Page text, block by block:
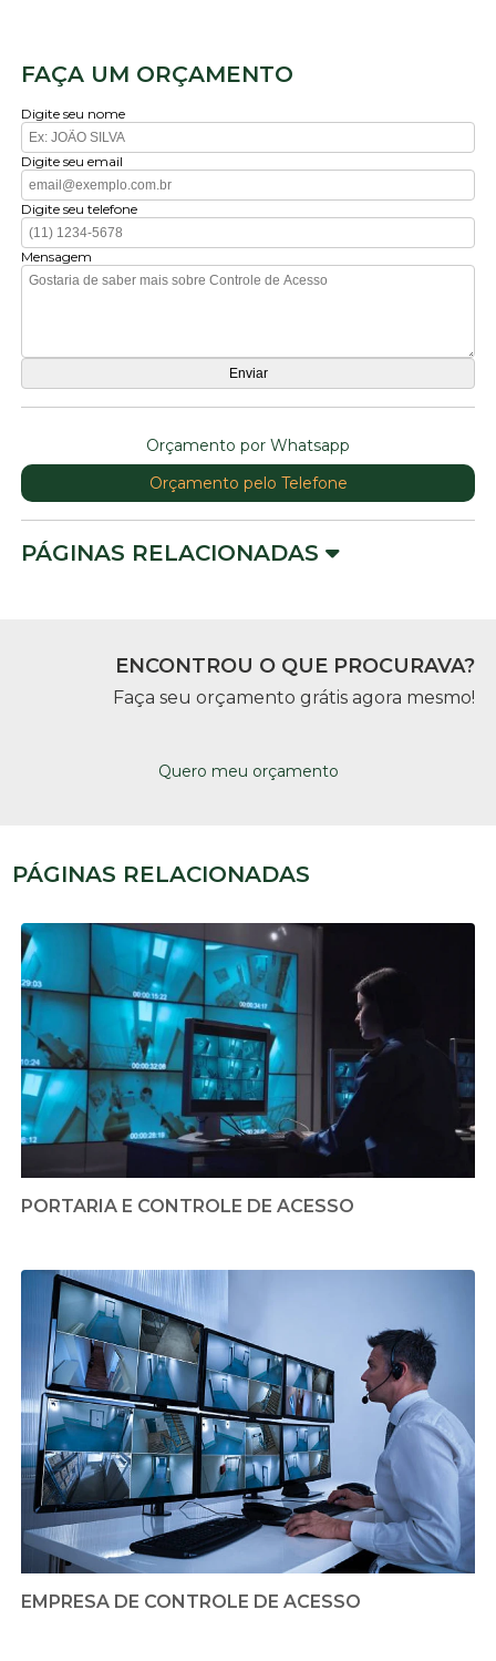
FAÇA UM ORÇAMENTO
Digite seu nome
Digite seu email
Digite seu telefone
Mensagem
Orçamento por Whatsapp
Orçamento pelo Telefone
PÁGINAS RELACIONADAS
ENCONTROU O QUE PROCURAVA?
Faça seu orçamento grátis agora mesmo!
Quero meu orçamento
PÁGINAS RELACIONADAS
PORTARIA E CONTROLE DE ACESSO
EMPRESA DE CONTROLE DE ACESSO